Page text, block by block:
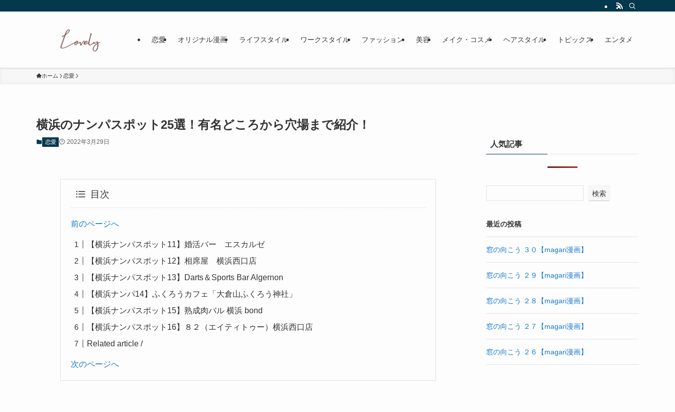
恋愛 オリジナル漫画 ライフスタイル ワークスタイル ファッション 美容 メイク・コスメ ヘアスタイル トピックス エンタメ
ホーム 恋愛
横浜のナンパスポット25選！有名どころから穴場まで紹介！
恋愛 2022年3月29日
目次
前のページへ
【横浜ナンパスポット11】婚活バー エスカルゼ
【横浜ナンパスポット12】相席屋 横浜西口店
【横浜ナンパスポット13】Darts＆Sports Bar Algernon
【横浜ナンパ14】ふくろうカフェ「大倉山ふくろう神社」
【横浜ナンパスポット15】熟成肉バル 横浜 bond
【横浜ナンパスポット16】８２（エイティトゥー）横浜西口店
Related article /
次のページへ
人気記事
検索
最近の投稿
窓の向こう ３０【magari漫画】
窓の向こう ２９【magari漫画】
窓の向こう ２８【magari漫画】
窓の向こう ２７【magari漫画】
窓の向こう ２６【magari漫画】